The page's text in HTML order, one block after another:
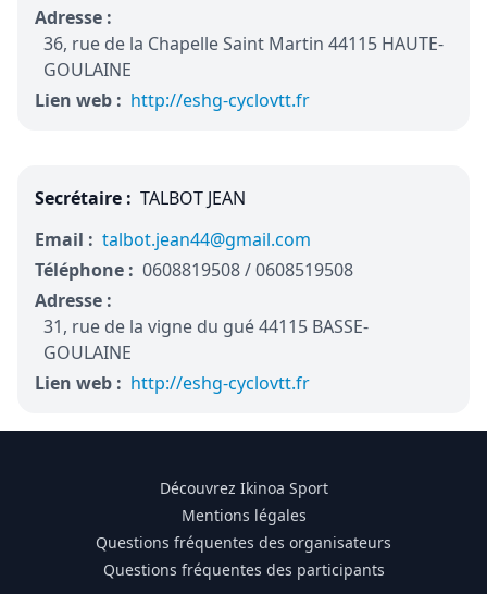
Adresse :
36, rue de la Chapelle Saint Martin 44115 HAUTE-
GOULAINE
Lien web : http://eshg-cyclovtt.fr
Secrétaire : TALBOT JEAN
Email : talbot.jean44@gmail.com
Téléphone : 0608819508 / 0608519508
Adresse :
31, rue de la vigne du gué 44115 BASSE-
GOULAINE
Lien web : http://eshg-cyclovtt.fr
Découvrez Ikinoa Sport
Mentions légales
Questions fréquentes des organisateurs
Questions fréquentes des participants